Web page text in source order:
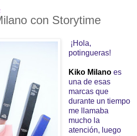
con Storytime
¡Hola,
potingueras!
Kiko Milanoes
una de esas
marcas que
durante un tiempo
me llamaba
mucho la
atención, luego